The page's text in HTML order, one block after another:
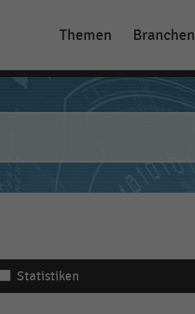
Main
navigation
Themen Branchen
Statistiken